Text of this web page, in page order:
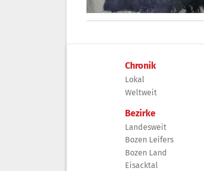
Chronik
Lokal
Weltweit
Bezirke
Landesweit
Bozen Leifers
Bozen Land
Eisacktal